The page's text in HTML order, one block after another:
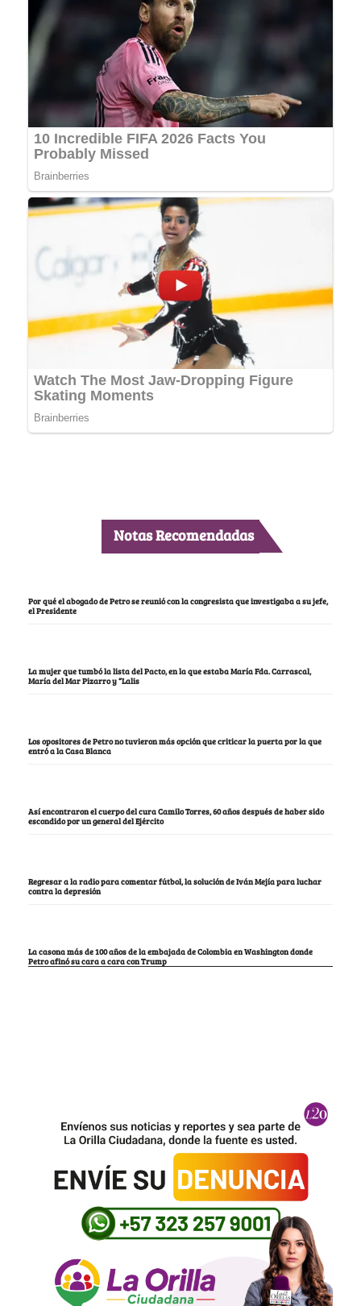
Notas Recomendadas
Por qué el abogado de Petro se reunió con la congresista que investigaba a su jefe,
el Presidente
La mujer que tumbó la lista del Pacto, en la que estaba María Fda. Carrascal,
María del Mar Pizarro y “Lalis
Los opositores de Petro no tuvieron más opción que criticar la puerta por la que
entró a la Casa Blanca
Así encontraron el cuerpo del cura Camilo Torres, 60 años después de haber sido
escondido por un general del Ejército
Regresar a la radio para comentar fútbol, la solución de Iván Mejía para luchar
contra la depresión
La casona más de 100 años de la embajada de Colombia en Washington donde
Petro afinó su cara a cara con Trump